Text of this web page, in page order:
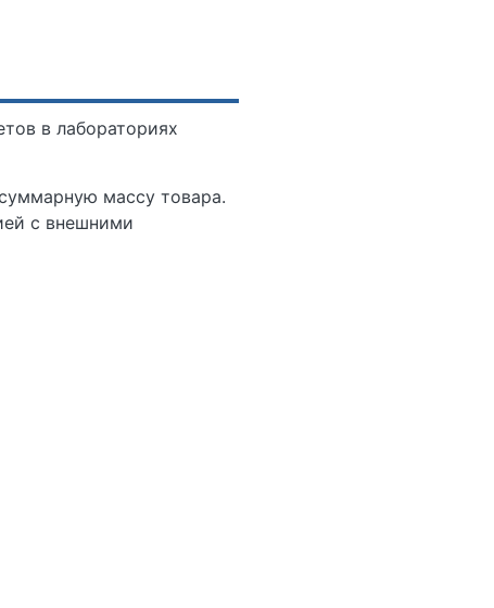
в лабораториях
массу товара.
с внешними